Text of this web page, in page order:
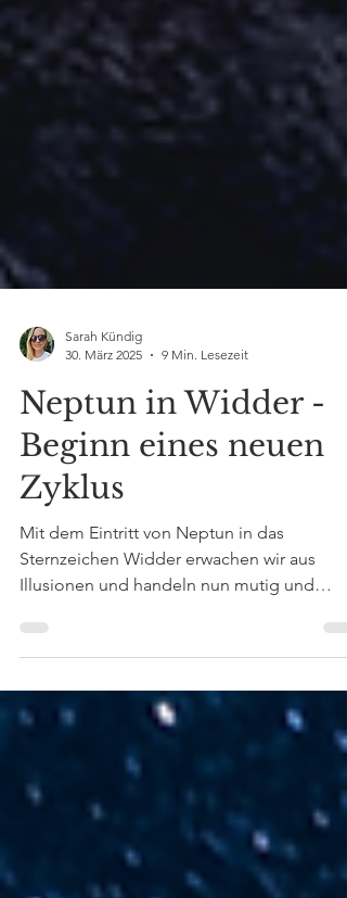
30. März 2025
9 Min. Lesezeit
Neptun in Widder -
Beginn eines neuen
Zyklus
Mit dem Eintritt von Neptun in das
Sternzeichen Widder erwachen wir aus
Illusionen und handeln nun mutig und
impulsiv. Neptun in Widder markiert somit
Ereignisse im Jahr 2026. Ab dem 20.
2026 steht er in Konjunktion mit Saturn in
Kosmischen Spalte bei 0 Grad Widder.
Konjunktion löst politische und
gesellschaftliche Veränderung aus.